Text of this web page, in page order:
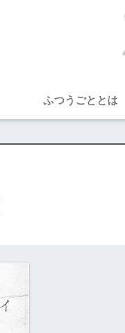
ふつうごととは